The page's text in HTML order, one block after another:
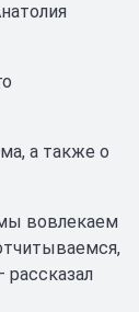
а также о
вовлекаем
рассказал